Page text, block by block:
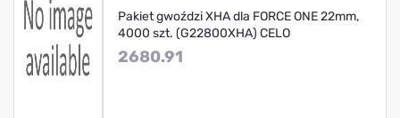
Pakiet gwoździ XHA dla FORCE ONE 22mm,
4000 szt. (G22800XHA) CELO
2680.91